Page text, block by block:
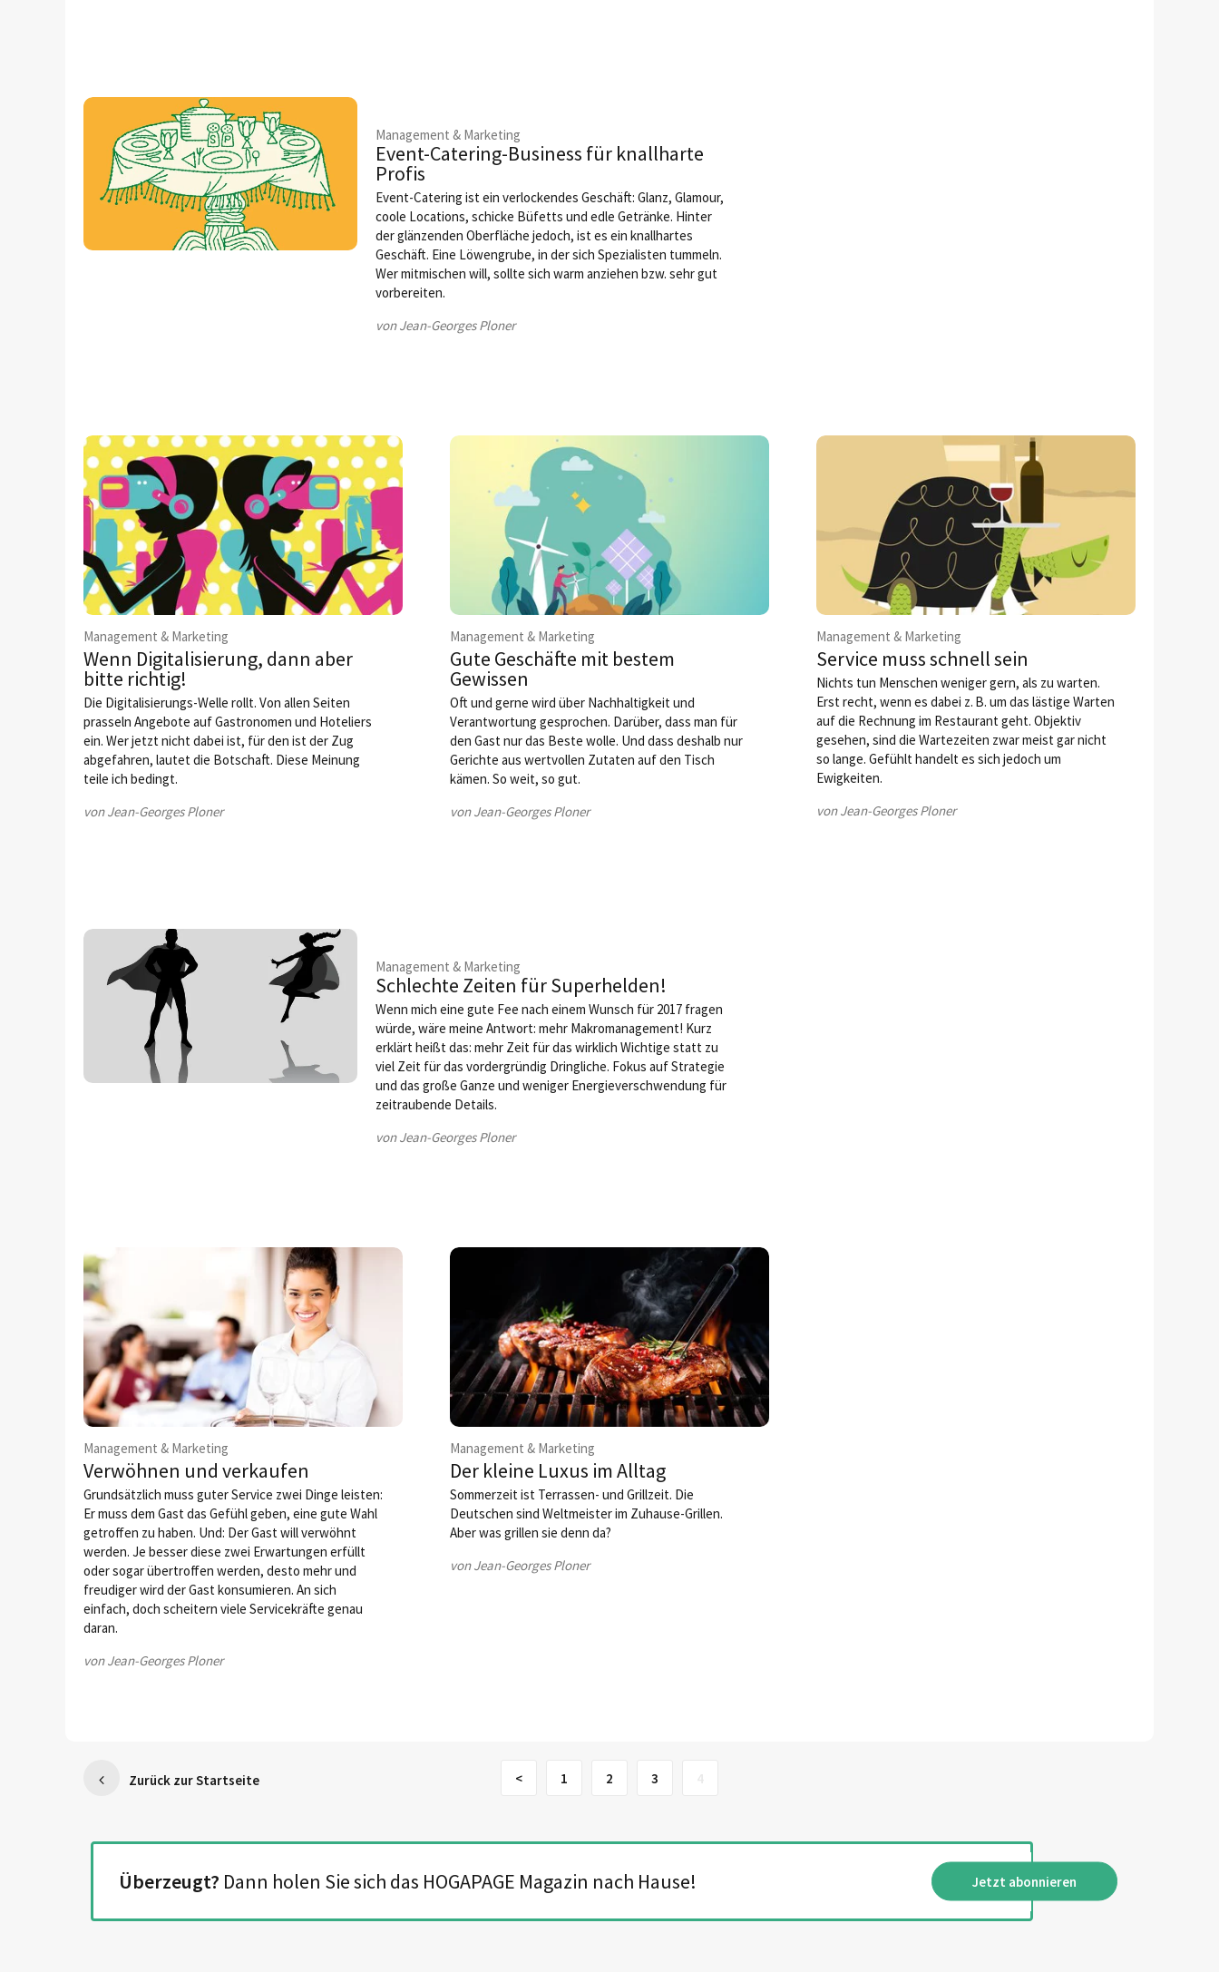
Management & Marketing
Event-Catering-Business für knallharte
Profis
Event-Catering ist ein verlockendes Geschäft: Glanz, Glamour,
coole Locations, schicke Büfetts und edle Getränke. Hinter
der glänzenden Oberfläche jedoch, ist es ein knallhartes
Geschäft. Eine Löwengrube, in der sich Spezialisten tummeln.
Wer mitmischen will, sollte sich warm anziehen bzw. sehr gut
vorbereiten.
von Jean-Georges Ploner
Management & Marketing
Wenn Digitalisierung, dann aber
bitte richtig!
Die Digitalisierungs-Welle rollt. Von allen Seiten
prasseln Angebote auf Gastronomen und Hoteliers
ein. Wer jetzt nicht dabei ist, für den ist der Zug
abgefahren, lautet die Botschaft. Diese Meinung
teile ich bedingt.
von Jean-Georges Ploner
Management & Marketing
Gute Geschäfte mit bestem
Gewissen
Oft und gerne wird über Nach­haltigkeit und
Verantwortung gesprochen. Darüber, dass man für
den Gast nur das Beste wolle. Und dass deshalb nur
Gerichte aus wertvollen Zutaten auf den Tisch
kämen. So weit, so gut.
von Jean-Georges Ploner
Management & Marketing
Service muss schnell sein
Nichts tun Menschen weniger gern, als zu warten.
Erst recht, wenn es dabei z. B. um das lästige Warten
auf die Rechnung im Restaurant geht. Objektiv
gesehen, sind die Wartezeiten zwar meist gar nicht
so lange. Gefühlt handelt es sich jedoch um
Ewigkeiten.
von Jean-Georges Ploner
Management & Marketing
Schlechte Zeiten für Superhelden!
Wenn mich eine gute Fee nach einem Wunsch für 2017 fragen
würde, wäre meine Antwort: mehr Makromanagement! Kurz
erklärt heißt das: mehr Zeit für das wirklich Wichtige statt zu
viel Zeit für das vordergründig Dringliche. Fokus auf Strategie
und das große Ganze und weniger Energieverschwendung für
zeitraubende Details.
von Jean-Georges Ploner
Management & Marketing
Verwöhnen und verkaufen
Grundsätzlich muss guter Service zwei Dinge leisten:
Er muss dem Gast das Gefühl geben, eine gute Wahl
getroffen zu haben. Und: Der Gast will verwöhnt
werden. Je besser diese zwei Erwartungen erfüllt
oder sogar übertroffen werden, desto mehr und
freudiger wird der Gast konsumieren. An sich
einfach, doch scheitern viele Servicekräfte genau
daran.
von Jean-Georges Ploner
Management & Marketing
Der kleine Luxus im Alltag
Sommerzeit ist Terrassen- und Grillzeit. Die
Deutschen sind Weltmeister im Zuhause-Grillen.
Aber was grillen sie denn da?
von Jean-Georges Ploner
Zurück zur Startseite < 1 2 3
Überzeugt? Dann holen Sie sich das HOGAPAGE Magazin nach Hause! Jetzt abonnieren